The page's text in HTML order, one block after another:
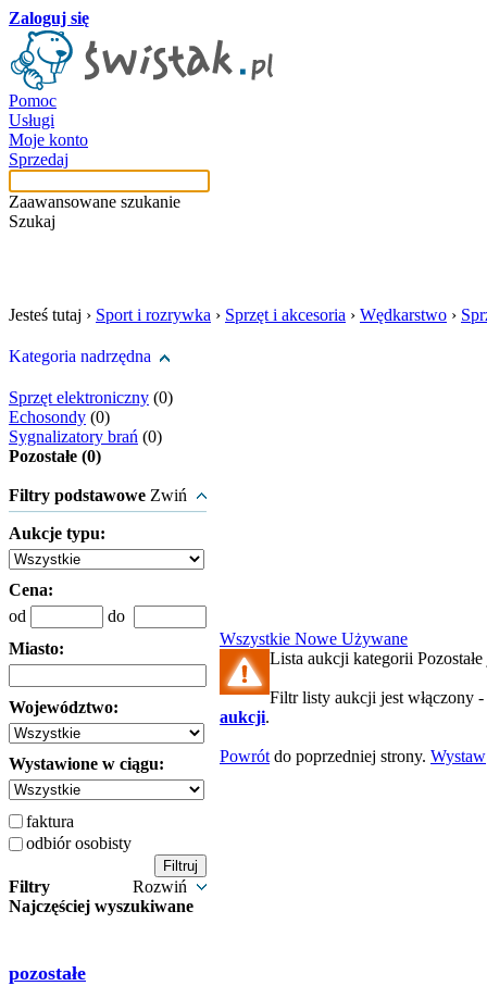
Zaloguj się
Pomoc
Usługi
Moje konto
Sprzedaj
Zaawansowane szukanie
Szukaj
Jesteś tutaj › Sport i rozrywka › Sprzęt i akcesoria › Wędkarstwo ›
Kategoria nadrzędna
Sprzęt elektroniczny (0)
Echosondy (0)
Sygnalizatory brań (0)
Pozostałe (0)
Filtry podstawowe Zwiń
Aukcje typu:
Cena:
od
do
Miasto:
Województwo:
Wystawione w ciągu:
faktura
odbiór osobisty
Filtry
Rozwiń
Najczęściej wyszukiwane
pozostałe
Wszystkie Nowe Używane
Lista aukcji kategorii Pozostałe
Filtr listy aukcji jest włączony -
aukcji.
Powrót do poprzedniej strony. Wystaw